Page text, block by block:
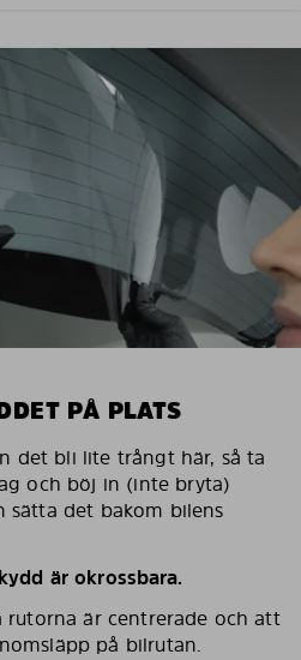
PÅ PLATS
det bli lite trångt här, så ta
och böj in (inte bryta)
sätta det bakom bilens
är okrossbara.
rutorna är centrerade och att
på bilrutan.